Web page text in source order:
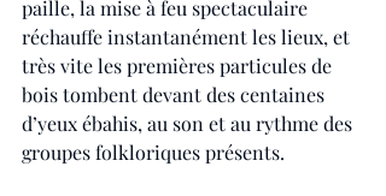
paille, la mise à feu spectaculaire
réchauffe instantanément les lieux, et
très vite les premières particules de
bois tombent devant des centaines
d’yeux ébahis, au son et au rythme des
groupes folkloriques présents.